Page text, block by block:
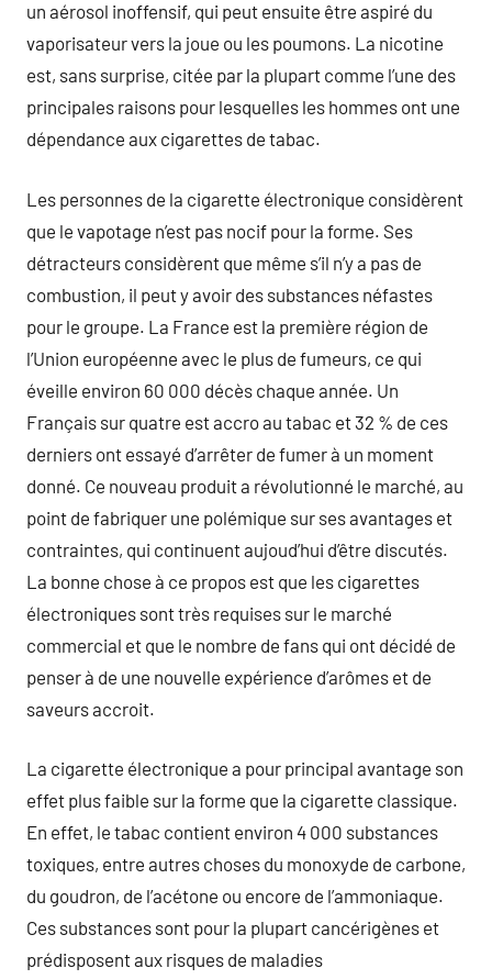
un aérosol inoffensif, qui peut ensuite être aspiré du
vaporisateur vers la joue ou les poumons. La nicotine
est, sans surprise, citée par la plupart comme l’une des
principales raisons pour lesquelles les hommes ont une
dépendance aux cigarettes de tabac.
Les personnes de la cigarette électronique considèrent
que le vapotage n’est pas nocif pour la forme. Ses
détracteurs considèrent que même s’il n’y a pas de
combustion, il peut y avoir des substances néfastes
pour le groupe. La France est la première région de
l’Union européenne avec le plus de fumeurs, ce qui
éveille environ 60 000 décès chaque année. Un
Français sur quatre est accro au tabac et 32 % de ces
derniers ont essayé d’arrêter de fumer à un moment
donné. Ce nouveau produit a révolutionné le marché, au
point de fabriquer une polémique sur ses avantages et
contraintes, qui continuent aujoud’hui d’être discutés.
La bonne chose à ce propos est que les cigarettes
électroniques sont très requises sur le marché
commercial et que le nombre de fans qui ont décidé de
penser à de une nouvelle expérience d’arômes et de
saveurs accroit.
La cigarette électronique a pour principal avantage son
effet plus faible sur la forme que la cigarette classique.
En effet, le tabac contient environ 4 000 substances
toxiques, entre autres choses du monoxyde de carbone,
du goudron, de l’acétone ou encore de l’ammoniaque.
Ces substances sont pour la plupart cancérigènes et
prédisposent aux risques de maladies